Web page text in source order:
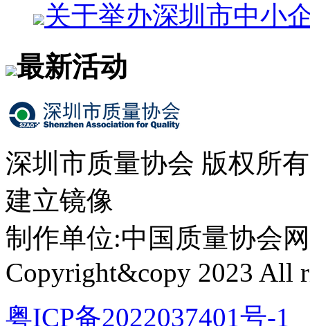
关于举办深圳市中小
最新活动
深圳市质量协会 版权所
建立镜像
制作单位:中国质量协会
Copyright&copy 2023 All
粤ICP备2022037401号-1